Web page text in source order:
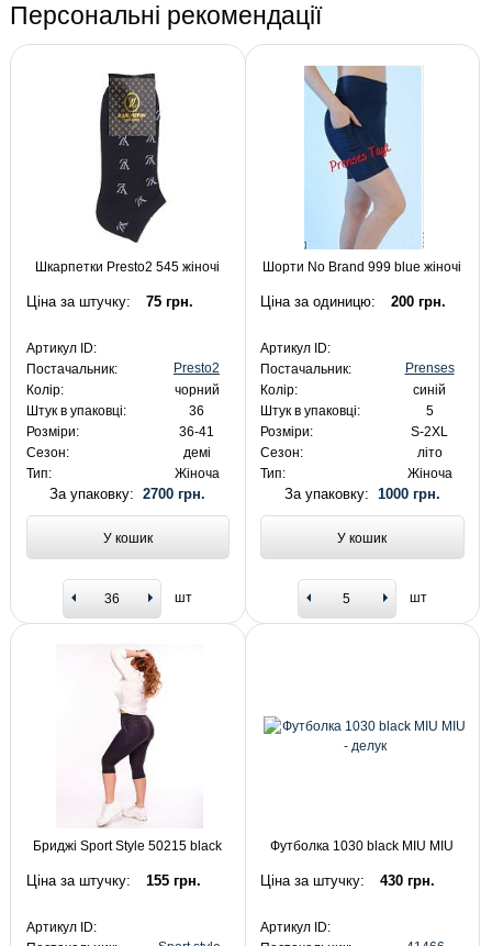
Персональні рекомендації
Шкарпетки Presto2 545 жіночі
Ціна за штучку: 75 грн.
Артикул ID:
Постачальник:
Presto2
Колір:
чорний
Штук в упаковці:
36
Розміри:
36-41
Сезон:
демі
Тип:
Жіноча
За упаковку:2700 грн.
У кошик
шт
Шорти No Brand 999 blue жіночі
Ціна за одиницю: 200 грн.
Артикул ID:
Постачальник:
Prenses
Колір:
синій
Штук в упаковці:
5
Розміри:
S-2XL
Сезон:
літо
Тип:
Жіноча
За упаковку: 1000 грн.
У кошик
шт
Бриджі Sport Style 50215 black
Ціна за штучку: 155 грн.
Артикул ID:
Футболка 1030 black MIU MIU
Ціна за штучку: 430 грн.
Артикул ID: